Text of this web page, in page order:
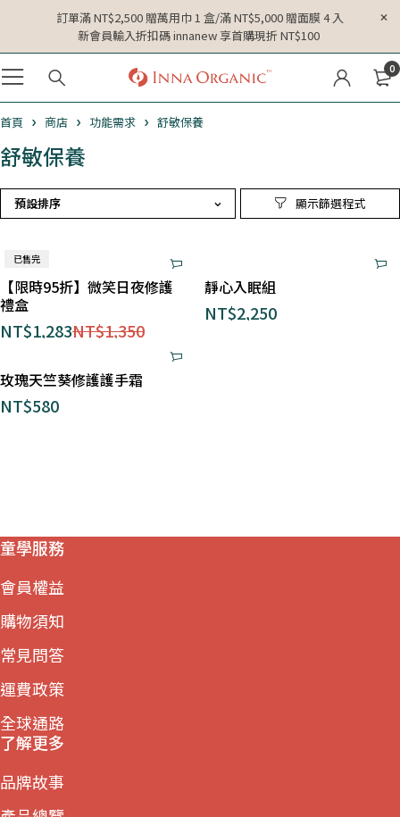
訂單滿 NT$2,500 贈萬用巾 1 盒/滿 NT$5,000 贈面膜 4 入
新會員輸入折扣碼 innanew 享首購現折 NT$100
0
首頁 商店 功能需求 舒敏保養
舒敏保養
預設排序
已售完
【限時95折】微笑日夜修護
禮盒
NT$1,350
NT$1,283
靜心入眠組
NT$2,250
玫瑰天竺葵修護護手霜
NT$580
童學服務
會員權益
購物須知
常見問答
運費政策
全球通路
了解更多
品牌故事